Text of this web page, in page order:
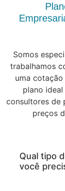
Somos
trabalhamos
uma
plano
consultores de
preços
Qual tipo
você